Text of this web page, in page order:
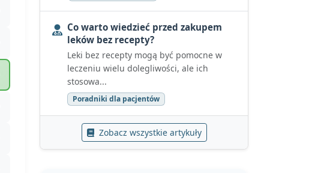
Co warto wiedzieć przed zakupem
leków bez recepty?
Leki bez recepty mogą być pomocne w
leczeniu wielu dolegliwości, ale ich
stosowa...
Poradniki dla pacjentów
Zobacz wszystkie artykuły